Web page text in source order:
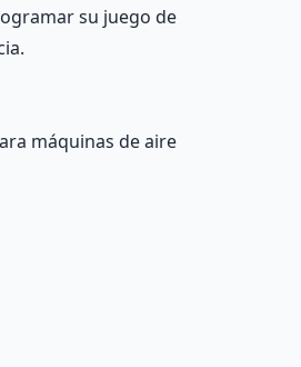
su juego de
máquinas de aire